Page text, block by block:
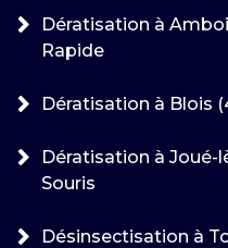
Dératisation à
Rapide
Dératisation à Blois
Dératisation à Joué-
Souris
Désinsectisation à